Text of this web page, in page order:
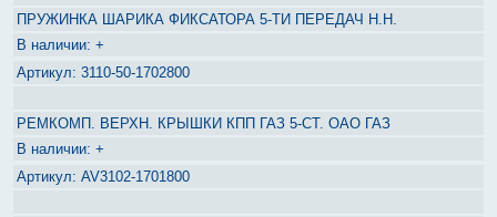
ПРУЖИНКА ШАРИКА ФИКСАТОРА 5-ТИ ПЕРЕДАЧ Н.Н.
+
3110-50-1702800
РЕМКОМП. ВЕРХН. КРЫШКИ КПП ГАЗ 5-СТ. ОАО ГАЗ
+
AV3102-1701800